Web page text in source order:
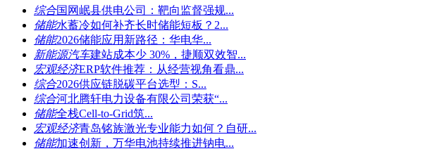
综合国网岷县供电公司：靶向监督强规...
储能水蓄冷如何补齐长时储能短板？2...
储能2026储能应用新路径：华电华...
新能源汽车建站成本少 30%，捷顺双效智...
宏观经济ERP软件推荐：从经营视角看鼎...
综合2026供应链脱碳平台选型：S...
综合河北腾轩电力设备有限公司荣获“...
储能全栈Cell-to-Grid筑...
宏观经济青岛铭族激光专业能力如何？自研...
储能加速创新，万华电池持续推进钠电...